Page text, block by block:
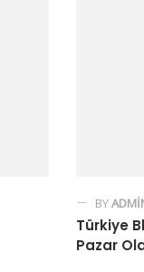
BY
Türkiye
Pazar